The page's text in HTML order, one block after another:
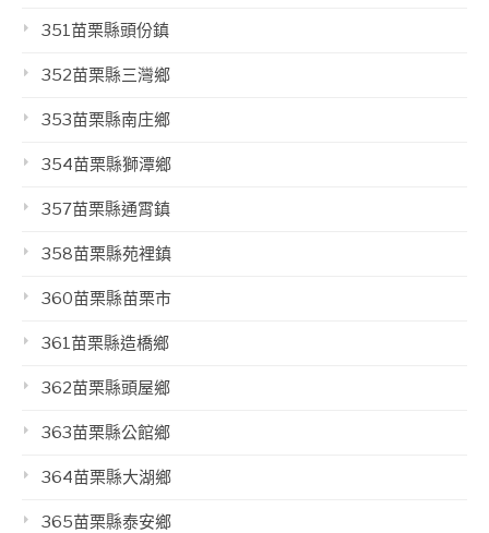
351苗栗縣頭份鎮
352苗栗縣三灣鄉
353苗栗縣南庄鄉
354苗栗縣獅潭鄉
357苗栗縣通霄鎮
358苗栗縣苑裡鎮
360苗栗縣苗栗市
361苗栗縣造橋鄉
362苗栗縣頭屋鄉
363苗栗縣公館鄉
364苗栗縣大湖鄉
365苗栗縣泰安鄉